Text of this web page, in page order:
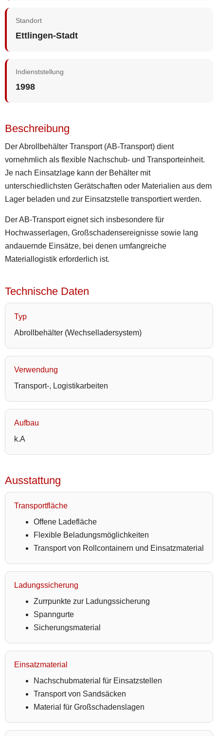
Standort
Ettlingen-Stadt
Indienststellung
1998
Beschreibung
Der Abrollbehälter Transport (AB-Transport) dient
vornehmlich als flexible Nachschub- und Transporteinheit.
Je nach Einsatzlage kann der Behälter mit
unterschiedlichsten Gerätschaften oder Materialien aus dem
Lager beladen und zur Einsatzstelle transportiert werden.
Der AB-Transport eignet sich insbesondere für
Hochwasserlagen, Großschadensereignisse sowie lang
andauernde Einsätze, bei denen umfangreiche
Materiallogistik erforderlich ist.
Technische Daten
Typ
Abrollbehälter (Wechselladersystem)
Verwendung
Transport-, Logistikarbeiten
Aufbau
k.A
Ausstattung
Transportfläche
Offene Ladefläche
Flexible Beladungsmöglichkeiten
Transport von Rollcontainern und Einsatzmaterial
Ladungssicherung
Zurrpunkte zur Ladungssicherung
Spanngurte
Sicherungsmaterial
Einsatzmaterial
Nachschubmaterial für Einsatzstellen
Transport von Sandsäcken
Material für Großschadenslagen